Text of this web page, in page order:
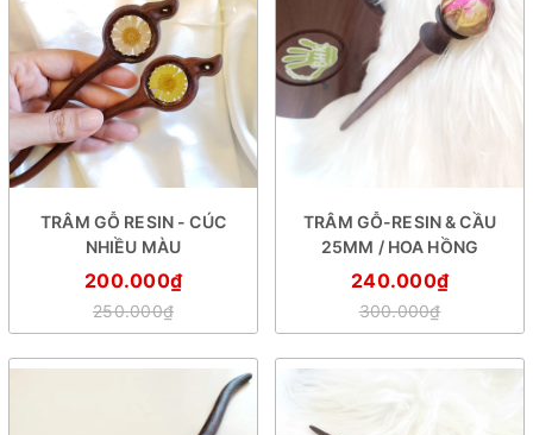
TRÂM GỖ RESIN - CÚC
NHIỀU MÀU
200.000₫
250.000₫
TRÂM GỖ-RESIN & CẦU
25MM / HOA HỒNG
240.000₫
300.000₫